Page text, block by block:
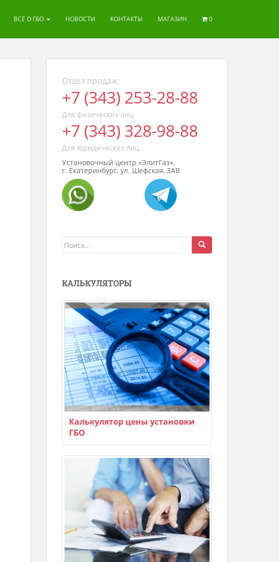
ВСЁ О ГБО НОВОСТИ КОНТАКТЫ МАГАЗИН 0
Отдел продаж:
+7 (343) 253-28-88
Для физических лиц
+7 (343) 328-98-88
Для юридических лиц
Установочный центр «ЭлитГаз»,
г. Екатеринбург, ул. Шефская, 3АВ
Поиск
КАЛЬКУЛЯТОРЫ
Калькулятор цены установки
ГБО